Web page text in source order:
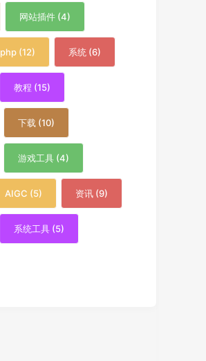
网站插件 (4)
php (12) 系统 (6)
教程 (15)
下载 (10)
游戏工具 (4)
AIGC (5) 资讯 (9)
系统工具 (5)